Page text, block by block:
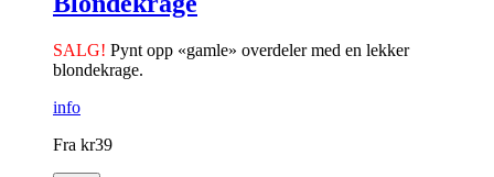
SALG! Pynt opp «gamle» overdeler med en lekker
blondekrage.
info
Fra kr39